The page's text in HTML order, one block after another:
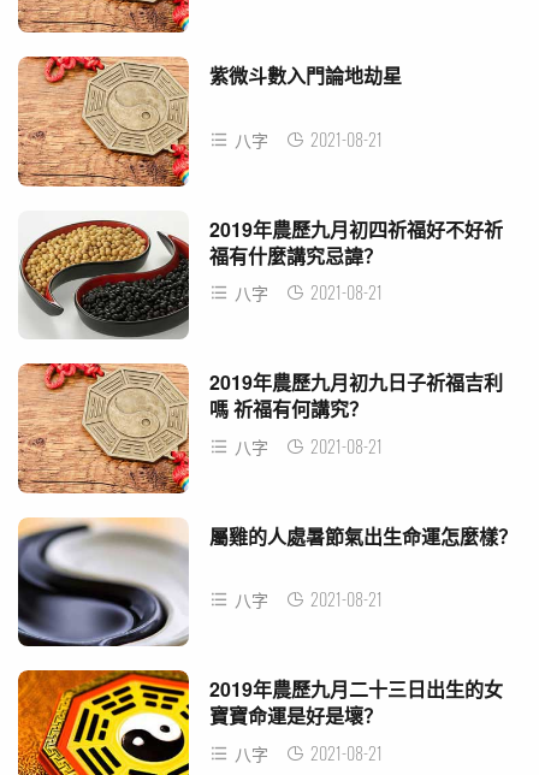
紫微斗數入門論地劫星
八字 2021-08-21
2019年農歷九月初四祈福好不好祈
福有什麼講究忌諱？
八字 2021-08-21
2019年農歷九月初九日子祈福吉利
嗎 祈福有何講究？
八字 2021-08-21
屬雞的人處暑節氣出生命運怎麼樣？
八字 2021-08-21
2019年農歷九月二十三日出生的女
寶寶命運是好是壞？
八字 2021-08-21